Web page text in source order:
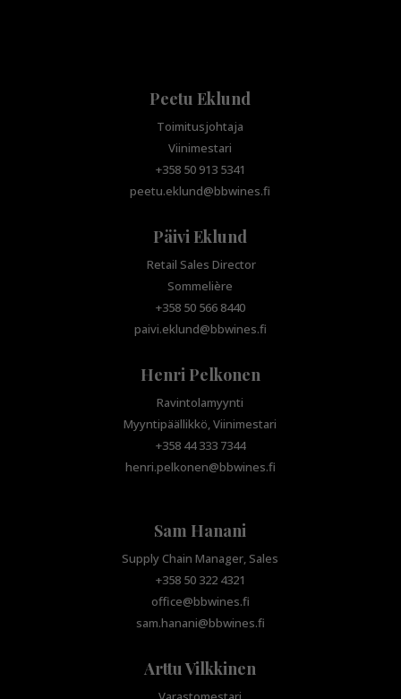
Peetu Eklund
Toimitusjohtaja
Viinimestari
+358 50 913 5341
peetu.eklund@bbwines.fi
Päivi Eklund
Retail Sales Director
Sommelière
+358 50 566 8440
paivi.eklund@bbwines.fi
Henri Pelkonen
Ravintolamyynti
Myyntipäällikkö, Viinimestari
+358 44 333 7344
henri.pelkonen@bbwines.fi
Sam Hanani
Supply Chain Manager, Sales
+358 50 322 4321
office@bbwines.fi
sam.hanani@bbwines.fi
Arttu Vilkkinen